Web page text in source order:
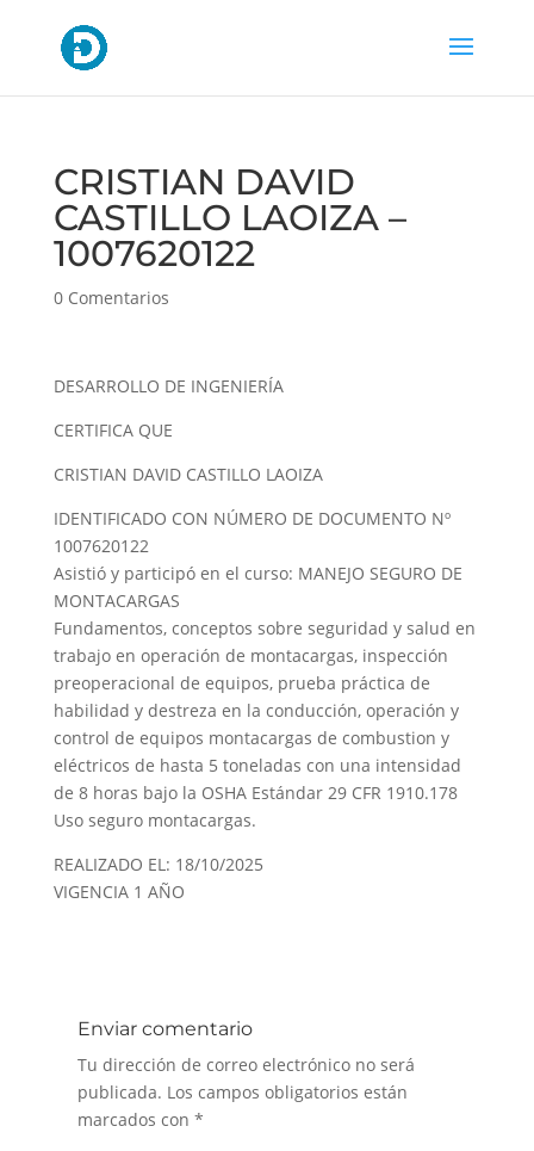
CRISTIAN DAVID
CASTILLO LAOIZA –
1007620122
0 Comentarios
DESARROLLO DE INGENIERÍA
CERTIFICA QUE
CRISTIAN DAVID CASTILLO LAOIZA
IDENTIFICADO CON NÚMERO DE DOCUMENTO Nº
1007620122
Asistió y participó en el curso: MANEJO SEGURO DE
MONTACARGAS
Fundamentos, conceptos sobre seguridad y salud en
trabajo en operación de montacargas, inspección
preoperacional de equipos, prueba práctica de
habilidad y destreza en la conducción, operación y
control de equipos montacargas de combustion y
eléctricos de hasta 5 toneladas con una intensidad
de 8 horas bajo la OSHA Estándar 29 CFR 1910.178
Uso seguro montacargas.
REALIZADO EL: 18/10/2025
VIGENCIA 1 AÑO
Enviar comentario
Tu dirección de correo electrónico no será
publicada. Los campos obligatorios están
marcados con *